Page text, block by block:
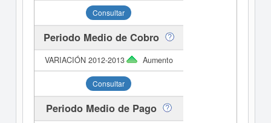
Consultar
Periodo Medio de Cobro
Aumento
Consultar
Periodo Medio de Pago